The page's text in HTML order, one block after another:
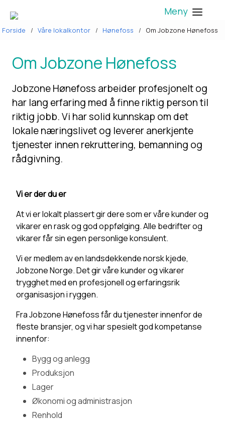
Meny
Forside Våre lokalkontor Hønefoss Om Jobzone Hønefoss
Om Jobzone Hønefoss
Jobzone Hønefoss arbeider profesjonelt og
har lang erfaring med å finne riktig person til
riktig jobb. Vi har solid kunnskap om det
lokale næringslivet og leverer anerkjente
tjenester innen rekruttering, bemanning og
rådgivning.
Vi er der du er
At vi er lokalt plassert gir dere som er våre kunder og
vikarer en rask og god oppfølging. Alle bedrifter og
vikarer får sin egen personlige konsulent.
Vi er medlem av en landsdekkende norsk kjede,
Jobzone Norge. Det gir våre kunder og vikarer
trygghet med en profesjonell og erfaringsrik
organisasjon i ryggen.
Fra Jobzone Hønefoss får du tjenester innenfor de
fleste bransjer, og vi har spesielt god kompetanse
innenfor:
Bygg og anlegg
Produksjon
Lager
Økonomi og administrasjon
Renhold